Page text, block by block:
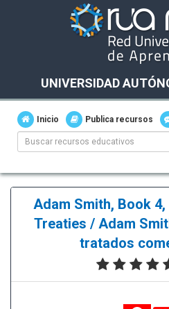
UNIVERSIDAD
Inicio Publica recursos
Adam Smith, Book
Treaties / Adam
tratados